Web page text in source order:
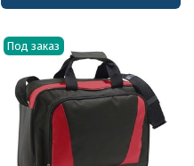
Под заказ